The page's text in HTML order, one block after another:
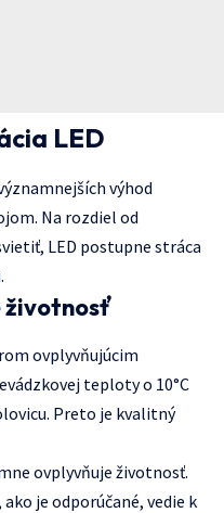
LED
výhod
Na rozdiel od
LED postupne stráca
životnosť
ovplyvňujúcim
teploty o 10°C
Preto je kvalitný
ovplyvňuje životnosť.
je odporúčané, vedie k